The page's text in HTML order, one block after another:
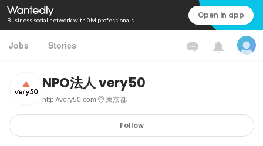
Business social network with 0M professionals Open in app
Jobs Stories
NPO法人 very50
http://very50.com 東京都
Follow